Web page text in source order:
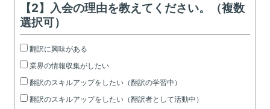
【2】入会の理由を教えてください。（複数
選択可）
翻訳に興味がある
業界の情報収集がしたい
翻訳のスキルアップをしたい（翻訳の学習中）
翻訳のスキルアップをしたい（翻訳者として活動中）